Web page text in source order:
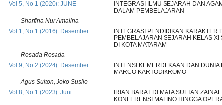
Vol 5, No 1 (2020): JUNE
INTEGRASI ILMU SEJARAH DAN
DALAM PEMBELAJARAN
Sharfina Nur Amalina
Vol 1, No 1 (2016): Desember
INTEGRASI PENDIDIKAN KARAKTER
PEMBELAJARAN SEJARAH KELAS XI
DI KOTA MATARAM
Rosada Rosada
Vol 9, No 2 (2024): Desember
INTENSI KEMERDEKAAN DAN
MARCO KARTODIKROMO
Agus Sulton, Joko Susilo
Vol 8, No 1 (2023): Juni
IRIAN BARAT DI MATA SULTAN
KONFERENSI MALINO HINGGA